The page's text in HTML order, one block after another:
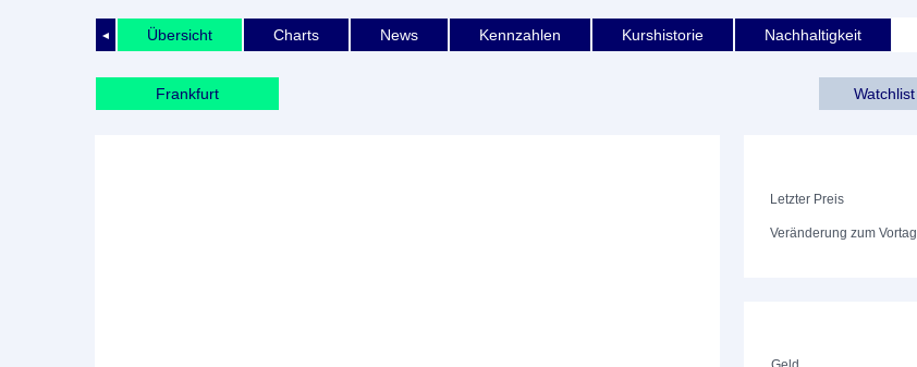
◄ Übersicht Charts News Kennzahlen Kurshistorie Nachhaltigkeit
Frankfurt Watchlist
Letzter Preis
Veränderung zum Vortag